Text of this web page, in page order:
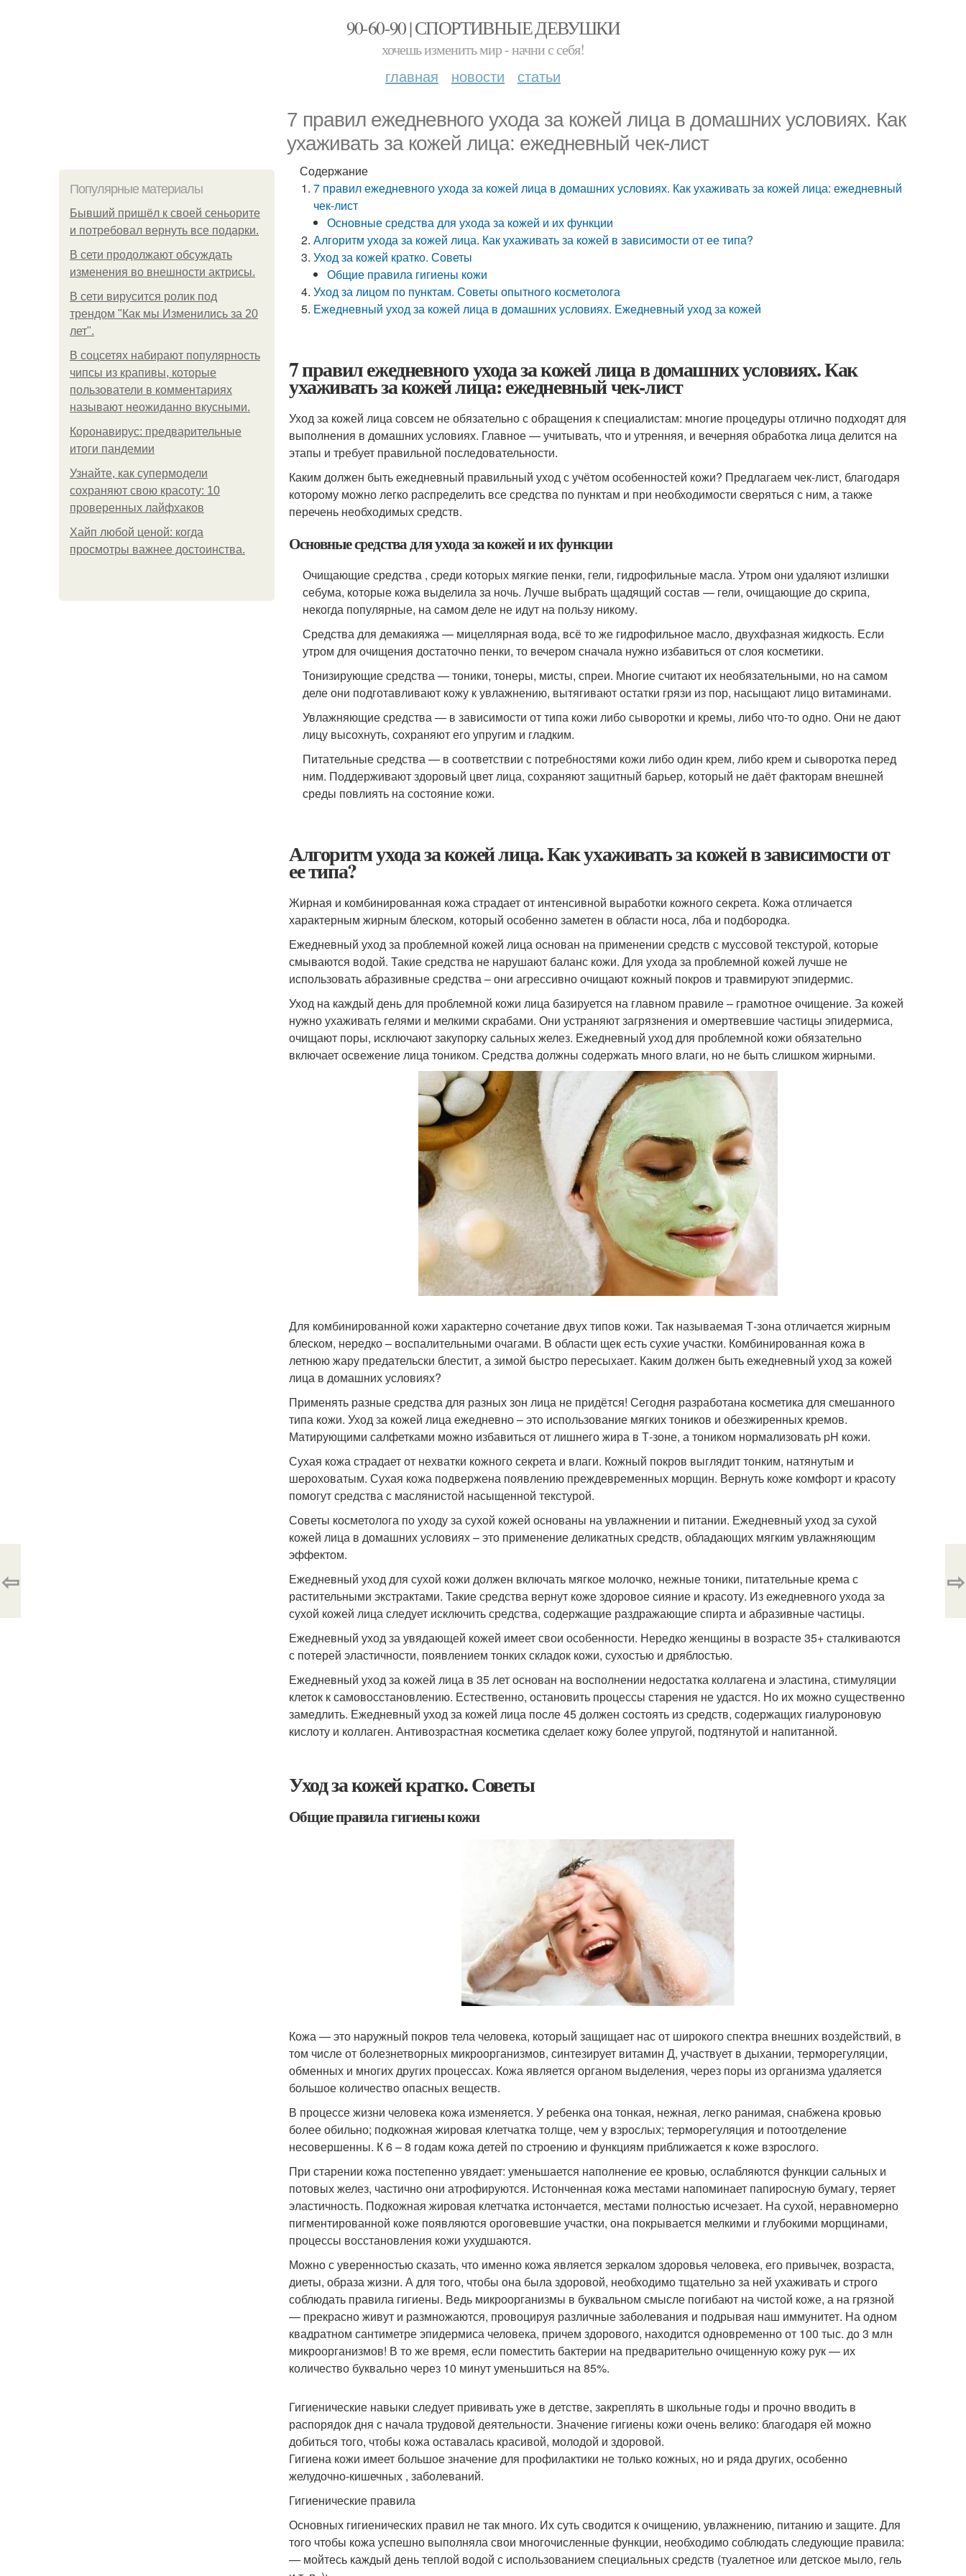
90-60-90 | СПОРТИВНЫЕ ДЕВУШКИ
хочешь изменить мир - начни с себя!
главная новости статьи
7 правил ежедневного ухода за кожей лица в домашних условиях. Как
ухаживать за кожей лица: ежедневный чек-лист
Популярные материалы
Бывший пришёл к своей сеньорите
и потребовал вернуть все подарки.
В сети продолжают обсуждать
изменения во внешности актрисы.
В сети вирусится ролик под
трендом "Как мы Изменились за 20
лет".
В соцсетях набирают популярность
чипсы из крапивы, которые
пользователи в комментариях
называют неожиданно вкусными.
Коронавирус: предварительные
итоги пандемии
Узнайте, как супермодели
сохраняют свою красоту: 10
проверенных лайфхаков
Хайп любой ценой: когда
просмотры важнее достоинства.
Содержание
7 правил ежедневного ухода за кожей лица в домашних условиях. Как ухаживать за кожей лица: ежедневный
чек-лист
Основные средства для ухода за кожей и их функции
Алгоритм ухода за кожей лица. Как ухаживать за кожей в зависимости от ее типа?
Уход за кожей кратко. Советы
Общие правила гигиены кожи
Уход за лицом по пунктам. Советы опытного косметолога
Ежедневный уход за кожей лица в домашних условиях. Ежедневный уход за кожей
7 правил ежедневного ухода за кожей лица в домашних условиях. Как
ухаживать за кожей лица: ежедневный чек-лист
Уход за кожей лица совсем не обязательно с обращения к специалистам: многие процедуры отлично подходят для
выполнения в домашних условиях. Главное — учитывать, что и утренняя, и вечерняя обработка лица делится на
этапы и требует правильной последовательности.
Каким должен быть ежедневный правильный уход с учётом особенностей кожи? Предлагаем чек-лист, благодаря
которому можно легко распределить все средства по пунктам и при необходимости сверяться с ним, а также
перечень необходимых средств.
Основные средства для ухода за кожей и их функции
Очищающие средства , среди которых мягкие пенки, гели, гидрофильные масла. Утром они удаляют излишки
себума, которые кожа выделила за ночь. Лучше выбрать щадящий состав — гели, очищающие до скрипа,
некогда популярные, на самом деле не идут на пользу никому.
Средства для демакияжа — мицеллярная вода, всё то же гидрофильное масло, двухфазная жидкость. Если
утром для очищения достаточно пенки, то вечером сначала нужно избавиться от слоя косметики.
Тонизирующие средства — тоники, тонеры, мисты, спреи. Многие считают их необязательными, но на самом
деле они подготавливают кожу к увлажнению, вытягивают остатки грязи из пор, насыщают лицо витаминами.
Увлажняющие средства — в зависимости от типа кожи либо сыворотки и кремы, либо что-то одно. Они не дают
лицу высохнуть, сохраняют его упругим и гладким.
Питательные средства — в соответствии с потребностями кожи либо один крем, либо крем и сыворотка перед
ним. Поддерживают здоровый цвет лица, сохраняют защитный барьер, который не даёт факторам внешней
среды повлиять на состояние кожи.
Алгоритм ухода за кожей лица. Как ухаживать за кожей в зависимости от
ее типа?
Жирная и комбинированная кожа страдает от интенсивной выработки кожного секрета. Кожа отличается
характерным жирным блеском, который особенно заметен в области носа, лба и подбородка.
Ежедневный уход за проблемной кожей лица основан на применении средств с муссовой текстурой, которые
смываются водой. Такие средства не нарушают баланс кожи. Для ухода за проблемной кожей лучше не
использовать абразивные средства – они агрессивно очищают кожный покров и травмируют эпидермис.
Уход на каждый день для проблемной кожи лица базируется на главном правиле – грамотное очищение. За кожей
нужно ухаживать гелями и мелкими скрабами. Они устраняют загрязнения и омертвевшие частицы эпидермиса,
очищают поры, исключают закупорку сальных желез. Ежедневный уход для проблемной кожи обязательно
включает освежение лица тоником. Средства должны содержать много влаги, но не быть слишком жирными.
Для комбинированной кожи характерно сочетание двух типов кожи. Так называемая Т-зона отличается жирным
блеском, нередко – воспалительными очагами. В области щек есть сухие участки. Комбинированная кожа в
летнюю жару предательски блестит, а зимой быстро пересыхает. Каким должен быть ежедневный уход за кожей
лица в домашних условиях?
Применять разные средства для разных зон лица не придётся! Сегодня разработана косметика для смешанного
типа кожи. Уход за кожей лица ежедневно – это использование мягких тоников и обезжиренных кремов.
Матирующими салфетками можно избавиться от лишнего жира в Т-зоне, а тоником нормализовать pH кожи.
Сухая кожа страдает от нехватки кожного секрета и влаги. Кожный покров выглядит тонким, натянутым и
шероховатым. Сухая кожа подвержена появлению преждевременных морщин. Вернуть коже комфорт и красоту
помогут средства с маслянистой насыщенной текстурой.
Советы косметолога по уходу за сухой кожей основаны на увлажнении и питании. Ежедневный уход за сухой
кожей лица в домашних условиях – это применение деликатных средств, обладающих мягким увлажняющим
эффектом.
Ежедневный уход для сухой кожи должен включать мягкое молочко, нежные тоники, питательные крема с
растительными экстрактами. Такие средства вернут коже здоровое сияние и красоту. Из ежедневного ухода за
сухой кожей лица следует исключить средства, содержащие раздражающие спирта и абразивные частицы.
Ежедневный уход за увядающей кожей имеет свои особенности. Нередко женщины в возрасте 35+ сталкиваются
с потерей эластичности, появлением тонких складок кожи, сухостью и дряблостью.
Ежедневный уход за кожей лица в 35 лет основан на восполнении недостатка коллагена и эластина, стимуляции
клеток к самовосстановлению. Естественно, остановить процессы старения не удастся. Но их можно существенно
замедлить. Ежедневный уход за кожей лица после 45 должен состоять из средств, содержащих гиалуроновую
кислоту и коллаген. Антивозрастная косметика сделает кожу более упругой, подтянутой и напитанной.
Уход за кожей кратко. Советы
Общие правила гигиены кожи
Кожа — это наружный покров тела человека, который защищает нас от широкого спектра внешних воздействий, в
том числе от болезнетворных микроорганизмов, синтезирует витамин Д, участвует в дыхании, терморегуляции,
обменных и многих других процессах. Кожа является органом выделения, через поры из организма удаляется
большое количество опасных веществ.
В процессе жизни человека кожа изменяется. У ребенка она тонкая, нежная, легко ранимая, снабжена кровью
более обильно; подкожная жировая клетчатка толще, чем у взрослых; терморегуляция и потоотделение
несовершенны. К 6 – 8 годам кожа детей по строению и функциям приближается к коже взрослого.
При старении кожа постепенно увядает: уменьшается наполнение ее кровью, ослабляются функции сальных и
потовых желез, частично они атрофируются. Истонченная кожа местами напоминает папиросную бумагу, теряет
эластичность. Подкожная жировая клетчатка истончается, местами полностью исчезает. На сухой, неравномерно
пигментированной коже появляются ороговевшие участки, она покрывается мелкими и глубокими морщинами,
процессы восстановления кожи ухудшаются.
Можно с уверенностью сказать, что именно кожа является зеркалом здоровья человека, его привычек, возраста,
диеты, образа жизни. А для того, чтобы она была здоровой, необходимо тщательно за ней ухаживать и строго
соблюдать правила гигиены. Ведь микроорганизмы в буквальном смысле погибают на чистой коже, а на грязной
— прекрасно живут и размножаются, провоцируя различные заболевания и подрывая наш иммунитет. На одном
квадратном сантиметре эпидермиса человека, причем здорового, находится одновременно от 100 тыс. до 3 млн
микроорганизмов! В то же время, если поместить бактерии на предварительно очищенную кожу рук — их
количество буквально через 10 минут уменьшиться на 85%.
Гигиенические навыки следует прививать уже в детстве, закреплять в школьные годы и прочно вводить в
распорядок дня с начала трудовой деятельности. Значение гигиены кожи очень велико: благодаря ей можно
добиться того, чтобы кожа оставалась красивой, молодой и здоровой.
Гигиена кожи имеет большое значение для профилактики не только кожных, но и ряда других, особенно
желудочно-кишечных , заболеваний.
Гигиенические правила
Основных гигиенических правил не так много. Их суть сводится к очищению, увлажнению, питанию и защите. Для
того чтобы кожа успешно выполняла свои многочисленные функции, необходимо соблюдать следующие правила:
— мойтесь каждый день теплой водой с использованием специальных средств (туалетное или детское мыло, гель
⇦ ⇨